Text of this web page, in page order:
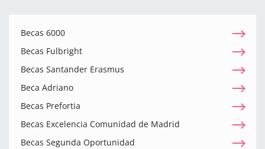
Becas 6000
Becas Fulbright
Becas Santander Erasmus
Beca Adriano
Becas Prefortia
Becas Excelencia Comunidad de Madrid
Becas Segunda Oportunidad